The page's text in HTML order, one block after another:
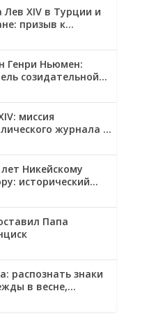
Лев XIV в Турции и
призыв к
Генри Ньюмен:
созидательной
миссия
журнала —
лет Никейскому
исторический
Папа
распознать знаки
в весне,